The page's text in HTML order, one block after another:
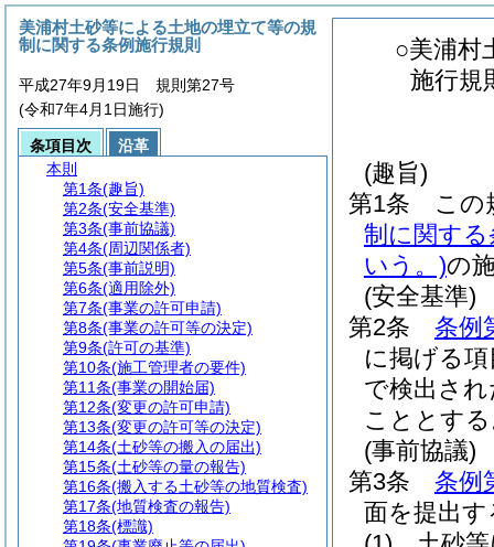
○美浦村
施行規
(趣旨)
第1条
この
制に関する
いう。)の
(安全基準)
第2条
条例
に掲げる
で検出さ
こととす
(事前協議)
第3条
条例
面を提出
美浦村土砂等による土地の埋立て等の規
制に関する条例施行規則
平成27年9月19日 規則第27号
(令和7年4月1日施行)
条項目次
沿革
本則
第1条(趣旨)
第2条(安全基準)
第3条(事前協議)
第4条(周辺関係者)
第5条(事前説明)
第6条(適用除外)
第7条(事業の許可申請)
第8条(事業の許可等の決定)
第9条(許可の基準)
第10条(施工管理者の要件)
第11条(事業の開始届)
第12条(変更の許可申請)
第13条(変更の許可等の決定)
第14条(土砂等の搬入の届出)
第15条(土砂等の量の報告)
第16条(搬入する土砂等の地質検査)
第17条(地質検査の報告)
第18条(標識)